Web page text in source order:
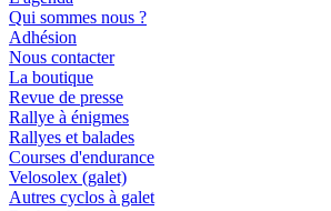
Qui sommes nous ?
Adhésion
Nous contacter
La boutique
Revue de presse
Rallye à énigmes
Rallyes et balades
Courses d'endurance
Velosolex (galet)
Autres cyclos à galet